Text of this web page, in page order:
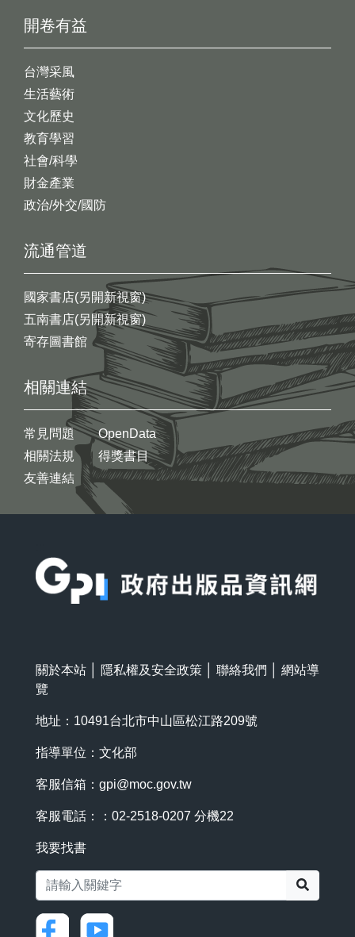
開卷有益
台灣采風
生活藝術
文化歷史
教育學習
社會/科學
財金產業
政治/外交/國防
流通管道
國家書店(另開新視窗)
五南書店(另開新視窗)
寄存圖書館
相關連結
常見問題
相關法規
友善連結
OpenData
得獎書目
關於本站 隱私權及安全政策 聯絡我們
網站導
覽
地址：10491台北市中山區松江路209號
指導單位：文化部
客服信箱： gpi@moc.gov.tw
客服電話：：02-2518-0207 分機22
我要找書